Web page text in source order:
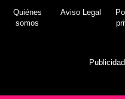
Quiénes
somos
Aviso Legal
Publicidad